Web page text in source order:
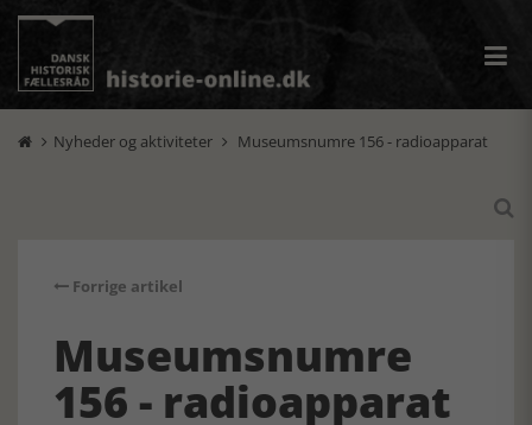
 Nyheder og aktiviteter  Museumsnumre 156 - radioapparat

Forrige artikel
Museumsnumre
156 - radioapparat